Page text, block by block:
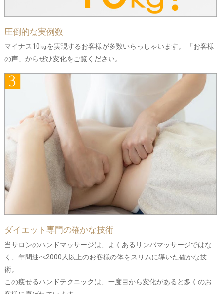
圧倒的な実例数
マイナス10㎏を実現するお客様が多数いらっしゃいます。 「お客様
の声」からぜひ変化をご覧ください。
ダイエット専門の確かな技術
当サロンのハンドマッサージは、よくあるリンパマッサージではな
く、年間述べ2000人以上のお客様の体をスリムに導いた確かな技
術。
この痩せるハンドテクニックは、一度目から変化があると多くのお